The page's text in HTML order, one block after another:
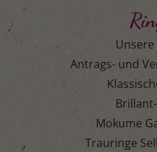
Unsere
Antrags- und
Mokume
Trauringe